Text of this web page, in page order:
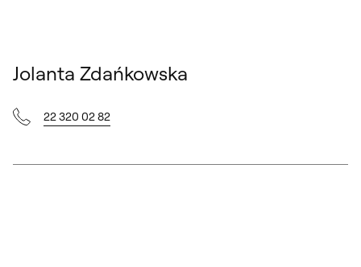
Jolanta Zdańkowska
22 320 02 82